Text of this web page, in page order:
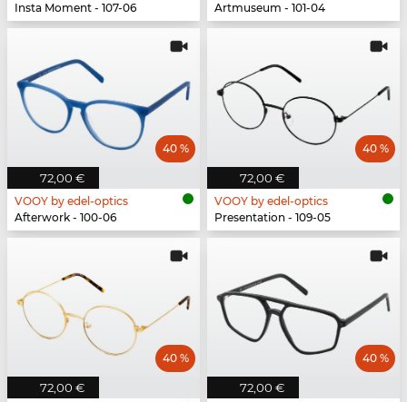
Insta Moment - 107-06
Artmuseum - 101-04
72,00 €
40 %
VOOY by edel-optics
Afterwork - 100-06
72,00 €
40 %
VOOY by edel-optics
Presentation - 109-05
72,00 €
40 %
72,00 €
40 %